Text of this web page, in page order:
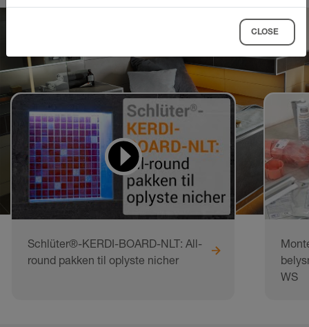
Videor för att lära sig
och göra efter
Schlüter®-KERDI-BOARD-NLT: All-
round pakken til oplyste nicher
WS
CLOSE